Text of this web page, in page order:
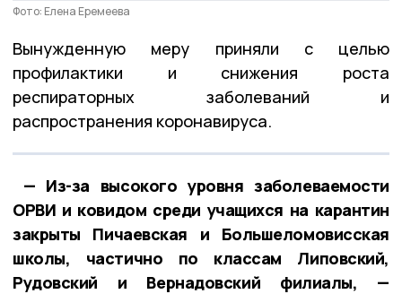
Фото: Елена Еремеева
Вынужденную меру приняли с целью
профилактики и снижения роста
респираторных заболеваний и
распространения коронавируса.
— Из-за высокого уровня заболеваемости
ОРВИ и ковидом среди учащихся на карантин
закрыты Пичаевская и Большеломовисская
школы, частично по классам Липовский,
Рудовский и Вернадовский филиалы, —